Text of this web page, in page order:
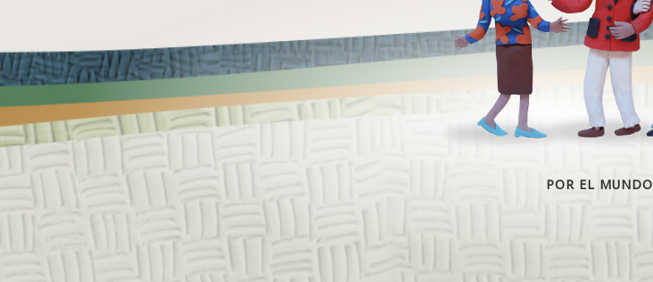
POR EL MUNDO